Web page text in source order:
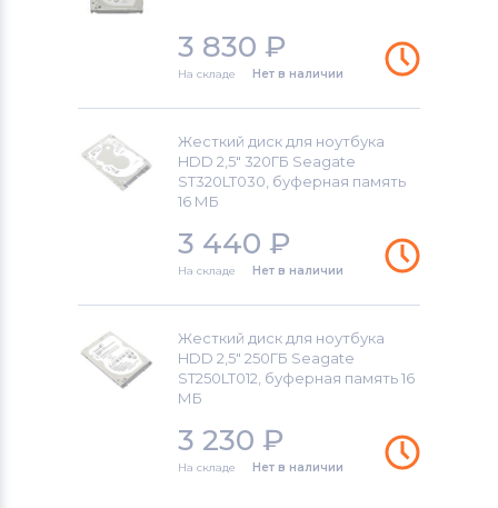
3 830 ₽
На складе Нет в наличии
Жесткий диск для ноутбука
HDD 2,5" 320ГБ Seagate
ST320LT030, буферная память
16 МБ
3 440 ₽
На складе Нет в наличии
Жесткий диск для ноутбука
HDD 2,5" 250ГБ Seagate
ST250LT012, буферная память 16
МБ
3 230 ₽
На складе Нет в наличии